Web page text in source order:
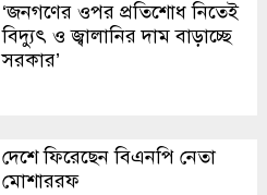
‘জনগণের ওপর প্রতিশোধ নিতেই
বিদ্যুৎ ও জ্বালানির দাম বাড়াচ্ছে
সরকার’
দেশে ফিরেছেন বিএনপি নেতা
মোশাররফ